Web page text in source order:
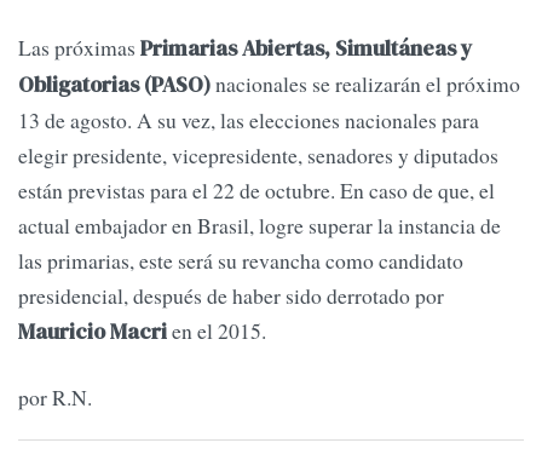
Las próximas Primarias Abiertas, Simultáneas y
Obligatorias (PASO)nacionales se realizarán el próximo
13 de agosto. A su vez, las elecciones nacionales para
elegir presidente, vicepresidente, senadores y diputados
están previstas para el 22 de octubre. En caso de que, el
actual embajador en Brasil, logre superar la instancia de
las primarias, este será su revancha como candidato
presidencial, después de haber sido derrotado por
Mauricio Macrien el 2015.
por R.N.